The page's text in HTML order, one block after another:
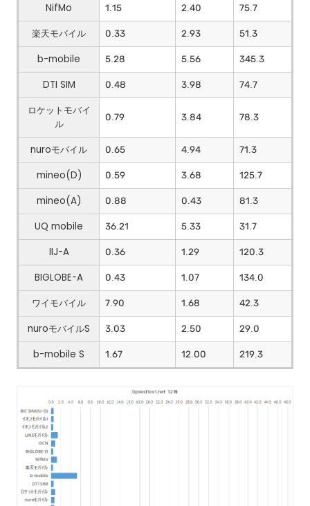
NifMo
1.15 2.40
75.7
楽天モバイル
0.33 2.93
51.3
b-mobile
5.28 5.56
345.3
DTI SIM
0.48 3.98
74.7
ロケットモバイ
ル
0.79 3.84 78.3
nuroモバイル 0.65 4.94
71.3
mineo(D)
0.59 3.68
125.7
mineo(A)
0.88 0.43
81.3
UQ mobile
36.21 5.33
31.7
IIJ-A
0.36 1.29
120.3
BIGLOBE-A
0.43 1.07
134.0
ワイモバイル
7.90 1.68
42.3
nuroモバイルS
3.03 2.50
29.0
b-mobile S
1.67 12.00 219.3